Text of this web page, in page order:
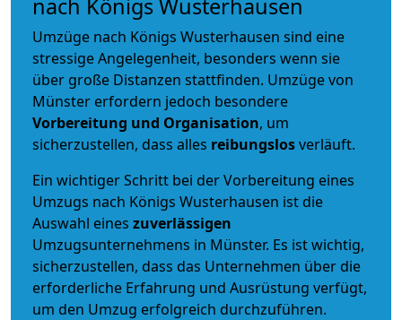
nach Königs Wusterhausen
Umzüge nach Königs Wusterhausen sind eine
stressige Angelegenheit, besonders wenn sie
über große Distanzen stattfinden. Umzüge von
Münster erfordern jedoch besondere
Vorbereitung und Organisation, um
sicherzustellen, dass alles reibungslosverläuft.
Ein wichtiger Schritt bei der Vorbereitung eines
Umzugs nach Königs Wusterhausen ist die
Auswahl eines zuverlässigen
Umzugsunternehmens in Münster. Es ist wichtig,
sicherzustellen, dass das Unternehmen über die
erforderliche Erfahrung und Ausrüstung verfügt,
um den Umzug erfolgreich durchzuführen.